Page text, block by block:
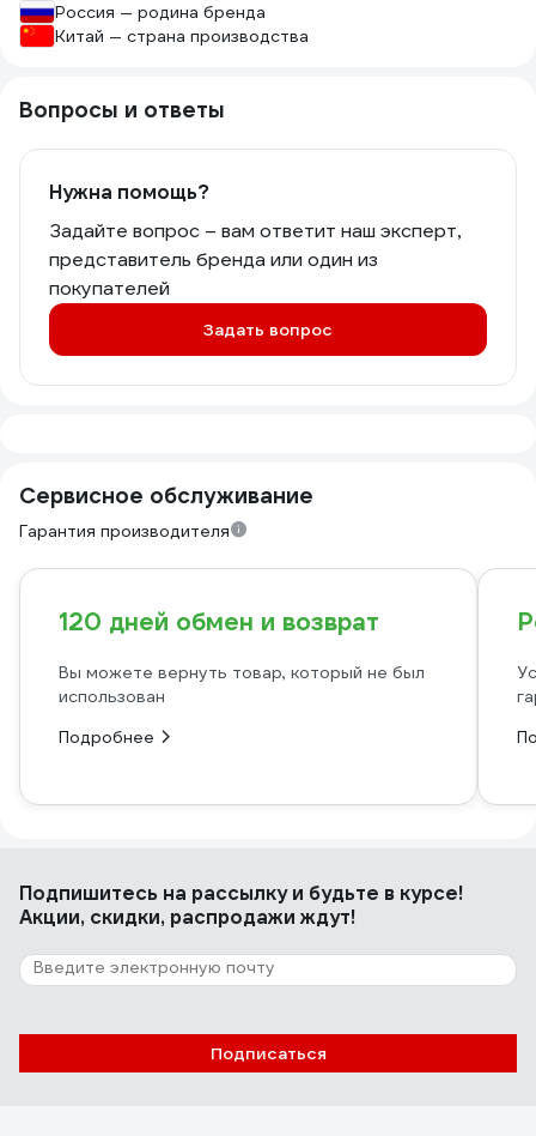
Россия — родина бренда
Китай — страна производства
Вопросы и ответы
Нужна помощь?
Задайте вопрос – вам ответит наш эксперт,
представитель бренда или один из
покупателей
Задать вопрос
Сервисное обслуживание
Гарантия производителя
120 дней обмен и возврат
Вы можете вернуть товар, который не был
использован
Подробнее
Подпишитесь на рассылкуи будьте в курсе!
Акции, скидки, распродажи ждут!
Подписаться